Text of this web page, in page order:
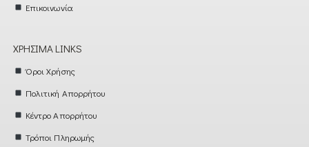
Επικοινωνία
ΧΡΉΣΙΜΑ LINKS
Όροι Χρήσης
Πολιτική Απορρήτου
Κέντρο Απορρήτου
Τρόποι Πληρωμής